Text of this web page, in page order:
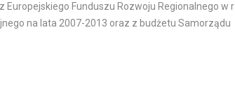
Europejskiego Funduszu Rozwoju Regionalnego w
na lata 2007-2013 oraz z budżetu Samorządu